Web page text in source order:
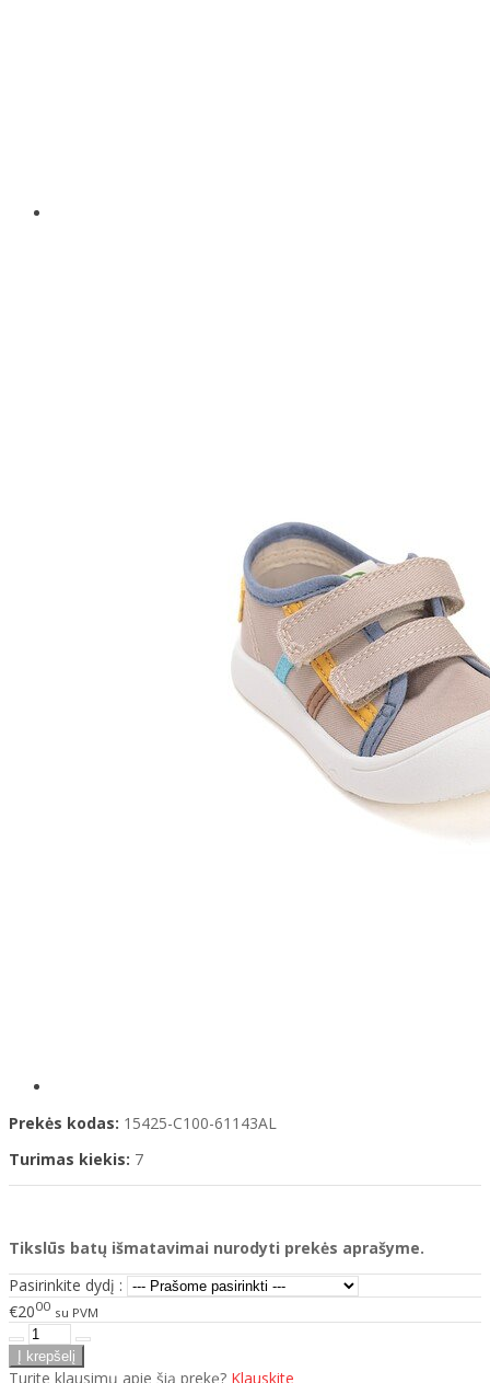
Prekės kodas: 15425-C100-61143AL
Turimas kiekis: 7
Tikslūs batų išmatavimai nurodyti prekės aprašyme.
Pasirinkite dydį :
€2000 su PVM
Turite klausimų apie šią prekę? Klauskite